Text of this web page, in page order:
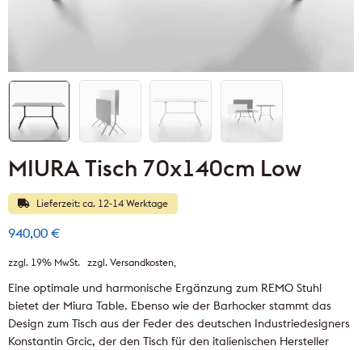
MIURA Tisch 70x140cm Low
Lieferzeit: ca. 12-14 Werktage
940,00 €
zzgl. 19% MwSt. zzgl. Versandkosten
Eine optimale und harmonische Ergänzung zum REMO Stuhl
bietet der Miura Table. Ebenso wie der Barhocker stammt das
Design zum Tisch aus der Feder des deutschen Industriedesigners
Konstantin Grcic, der den Tisch für den italienischen Hersteller